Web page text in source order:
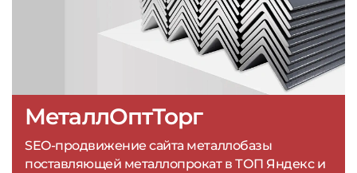
МеталлОптТорг
SEO-продвижение сайта металлобазы
поставляющей металлопрокат в ТОП Яндекс и